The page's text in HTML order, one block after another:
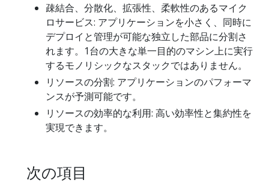
疎結合、分散化、拡張性、柔軟性のあるマイク
ロサービス: アプリケーションを小さく、同時に
デプロイと管理が可能な独立した部品に分割さ
れます。1台の大きな単一目的のマシン上に実行
するモノリシックなスタックではありません。
リソースの分割: アプリケーションのパフォーマ
ンスが予測可能です。
リソースの効率的な利用: 高い効率性と集約性を
実現できます。
次の項目